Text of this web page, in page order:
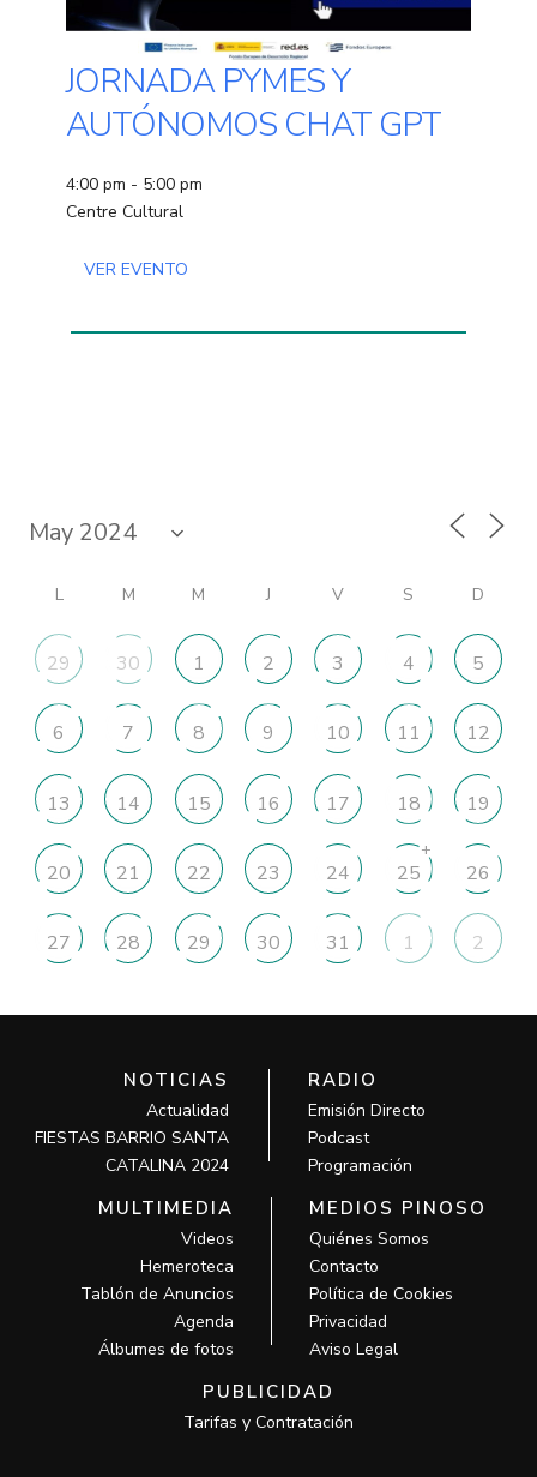
JORNADA PYMES Y
AUTÓNOMOS CHAT GPT
4:00 pm - 5:00 pm
Centre Cultural
VER EVENTO
L M M J V S D
29 30 1 2 3 4 5
6 7 8 9 10 11 12
13 14 15 16 17 18 19
20 21 22 23 24 25
+
26
27 28 29 30 31 1 2
NOTICIAS
Actualidad
FIESTAS BARRIO SANTA
CATALINA 2024
RADIO
Emisión Directo
Podcast
Programación
MULTIMEDIA
Videos
Hemeroteca
Tablón de Anuncios
Agenda
Álbumes de fotos
MEDIOS PINOSO
Quiénes Somos
Contacto
Política de Cookies
Privacidad
Aviso Legal
PUBLICIDAD
Tarifas y Contratación